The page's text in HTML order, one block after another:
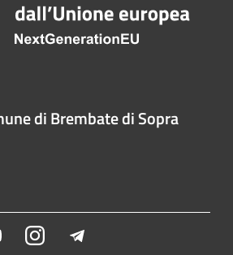
di Brembate di Sopra
YoutubeInstagram